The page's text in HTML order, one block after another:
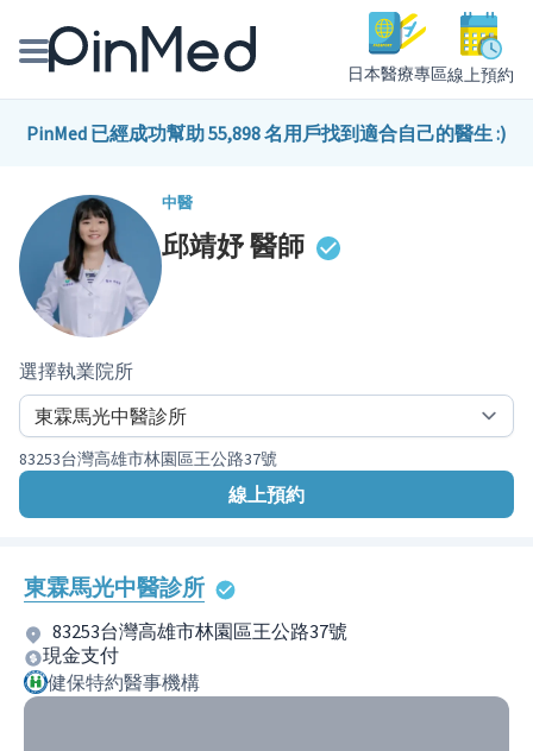
日本醫療專區線上預約
線上預約醫師、院所
醫師專欄專訪
健康主題館
PinMed 已經成功幫助 55,898 名用戶找到適合自己的醫生 :)
中醫
邱靖妤醫師
選擇執業院所
83253台灣高雄市林園區王公路37號
線上預約
東霖馬光中醫診所
83253台灣高雄市林園區王公路37號
現金支付
健保特約醫事機構